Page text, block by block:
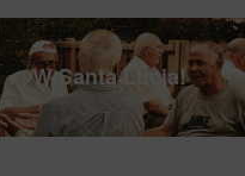
> W Santa Lucia!